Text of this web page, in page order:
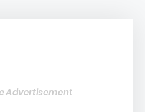
Advertisement